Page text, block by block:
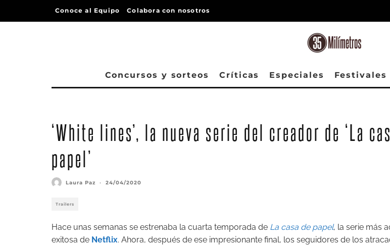
Conoce al Equipo Colabora con nosotros
Concursos y sorteos Críticas Especiales Festivales
‘White lines’, la nueva serie del creador de ‘La
papel’
Laura Paz · 24/04/2020
Trailers
Hace unas semanas se estrenaba la cuarta temporada de La casa de papel, la serie más
exitosa de Netflix. Ahora, después de ese impresionante final, los seguidores de los